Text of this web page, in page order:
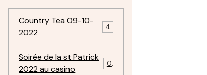
Country Tea 09-10-
2022
4
Soirée de la st Patrick
2022 au casino
0